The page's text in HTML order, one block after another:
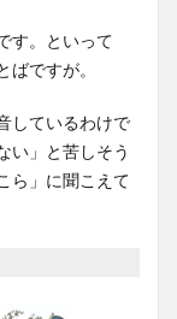
す。といって
ですが。
しているわけで
い」と苦しそう
ら」に聞こえて